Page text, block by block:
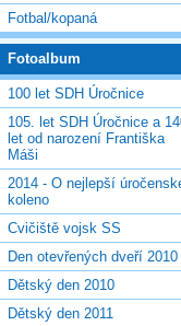
Fotbal/kopaná
Fotoalbum
100 let SDH Úročnice
105. let SDH Úročnice a
let od narození Františka
Máši
2014 - O nejlepší
koleno
Cvičiště vojsk SS
Den otevřených dveří 2010
Dětský den 2010
Dětský den 2011